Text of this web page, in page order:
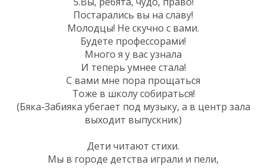
Постарались вы на славу!
Молодцы! Не скучно с вами.
Будете профессорами!
Много я у вас узнала
И теперь умнее стала!
С вами мне пора прощаться
Тоже в школу собираться!
(Бяка-Забияка убегает под музыку, а в центр зала
выходит выпускник)
Дети читают стихи.
Мы в городе детства играли и пели,